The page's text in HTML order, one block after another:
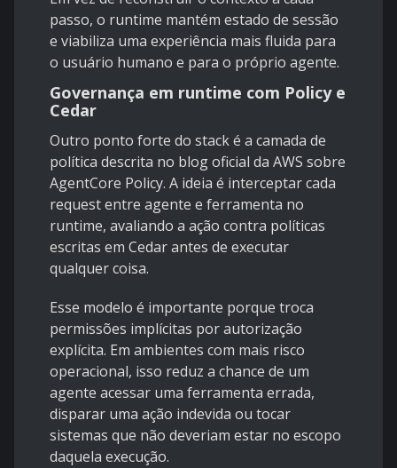
passo, o runtime mantém estado de sessão
e viabiliza uma experiência mais fluida para
o usuário humano e para o próprio agente.
Governança em runtime com Policy e
Cedar
Outro ponto forte do stack é a camada de
política descrita no blog oficial da AWS sobre
AgentCore Policy. A ideia é interceptar cada
request entre agente e ferramenta no
runtime, avaliando a ação contra políticas
escritas em Cedarantes de executar
qualquer coisa.
Esse modelo é importante porque troca
permissões implícitas por autorização
explícita. Em ambientes com mais risco
operacional, isso reduz a chance de um
agente acessar uma ferramenta errada,
disparar uma ação indevida ou tocar
sistemas que não deveriam estar no escopo
daquela execução.